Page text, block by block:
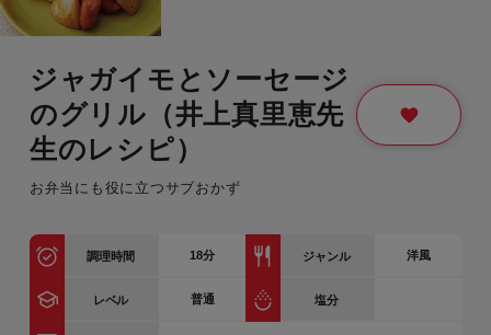
ジャガイモとソーセージ
のグリル（井上真里恵先
生のレシピ）
お弁当にも役に立つサブおかず
調理時間 18分 ジャンル 洋風
レベル 普通 塩分